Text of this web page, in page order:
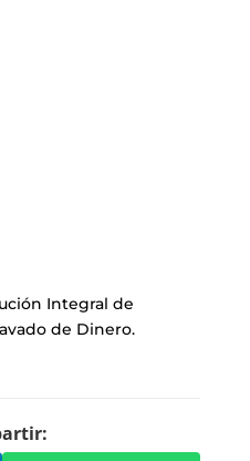
Integral de
de Dinero.